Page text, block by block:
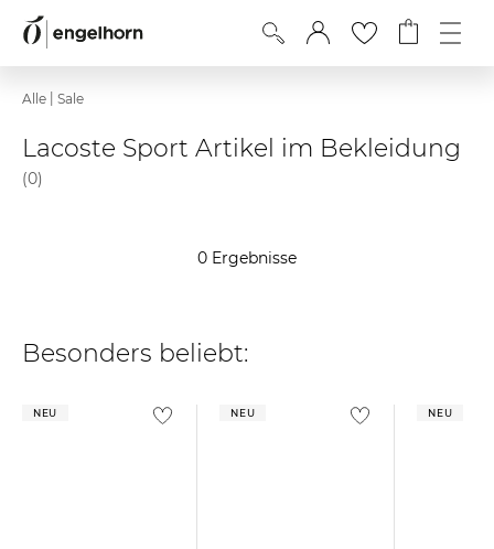
Alle Sale
Lacoste Sport Artikel im Bekleidung
(0)
0 Ergebnisse
Besonders beliebt:
NEU NEU NEU